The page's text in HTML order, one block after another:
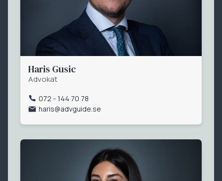
Haris Gusic
Advokat
072 - 144 70 78
haris@advguide.se